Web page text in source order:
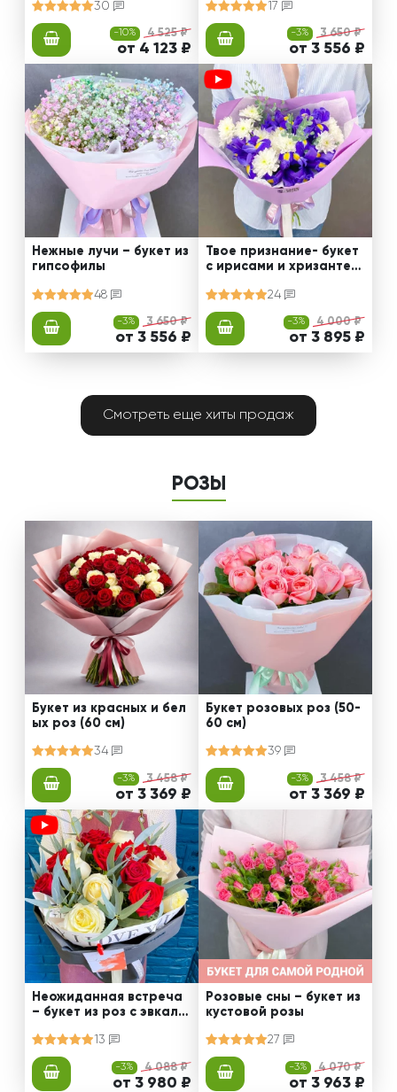
30
-10% 4 525 ₽
от 4 123 ₽
17
-3% 3 650 ₽
от 3 556 ₽
Нежные лучи – букет из
гипсофилы
48
-3% 3 650 ₽
от 3 556 ₽
Твое признание- букет
с ирисами и хризантем
24
-3% 4 000 ₽
от 3 895 ₽
Смотреть еще хиты продаж
РОЗЫ
Букет из красных и бел
ых роз (60 см)
34
-3% 3 458 ₽
от 3 369 ₽
Букет розовых роз (50-
60 см)
39
-3% 3 458 ₽
от 3 369 ₽
Неожиданная встреча
– букет из роз с эвкали
13
-3% 4 088 ₽
от 3 980 ₽
Розовые сны – букет из
кустовой розы
27
-3% 4 070 ₽
от 3 963 ₽